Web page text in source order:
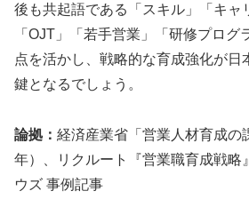
後も共起語である「スキル」「キャ
「OJT」「若手営業」「研修プログ
点を活かし、戦略的な育成強化が日
鍵となるでしょう。
論拠： 経済産業省「営業人材育成の
年）、リクルート『営業職育成戦略
ウズ 事例記事